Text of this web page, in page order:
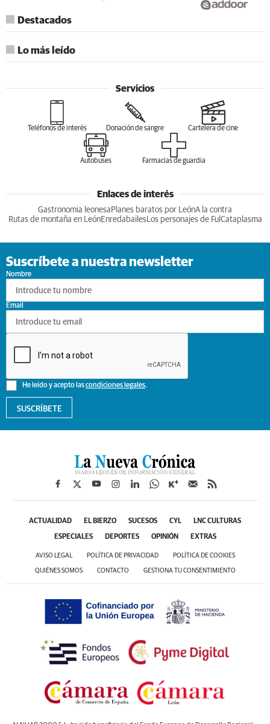
Destacados
Lo más leído
Servicios
Teléfonos de interés Donación de sangre Cartelera de cine
Autobuses Farmacias de guardia
Enlaces de interés
Gastronomia leonesa Planes baratos por LeónA la contra
Rutas de montaña en LeónEnredabailesLos personajes de Ful Cataplasma
Suscríbete a nuestra newsletter
Nombre
He leído y acepto lascondiciones legales.
Email
SUSCRÍBETE
ACTUALIDAD EL BIERZO SUCESOS CYL LNC CULTURAS
ESPECIALES DEPORTES OPINIÓN EXTRAS
AVISO LEGAL POLÍTICA DE PRIVACIDAD POLÍTICA DE COOKIES
QUIÉNES SOMOS CONTACTO GESTIONA TU CONSENTIMIENTO